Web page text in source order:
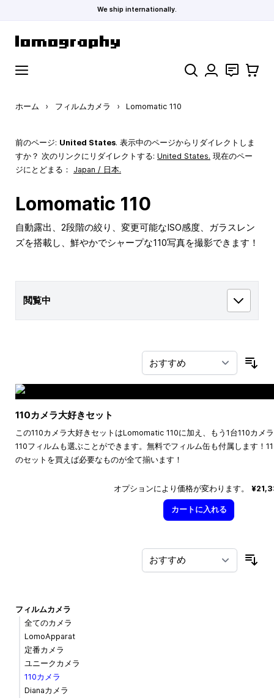
We ship internationally.
検索 お問い合わ
カート
ホーム › フィルムカメラ › Lomomatic 110
前のページ: United States. 表示中のページからリダイレクトしま
すか？ 次のリンクにリダイレクトする: United States. 現在のペー
ジにとどまる： Japan / 日本.
Lomomatic 110
自動露出、2段階の絞り、変更可能なISO感度、ガラスレン
ズを搭載し、鮮やかでシャープな110写真を撮影できます！
閲覧中
110カメラ大好きセット
この110カメラ大好きセットはLomomatic 110に加え、もう1台110カメ
110フィルムも選ぶことができます。無料でフィルム缶も付属します！
のセットを買えば必要なものが全て揃います！
オプションにより価格が変わります。
カートに入れる
フィルムカメラ
全てのカメラ
LomoApparat
定番カメラ
ユニークカメラ
110カメラ
Dianaカメラ